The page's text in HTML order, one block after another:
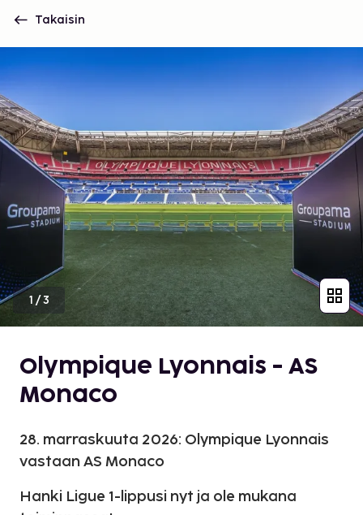
Takaisin
1 /3
Olympique Lyonnais - AS
Monaco
28. marraskuuta 2026: Olympique Lyonnais
vastaan AS Monaco
Hanki Ligue 1-lippusi nyt ja ole mukana